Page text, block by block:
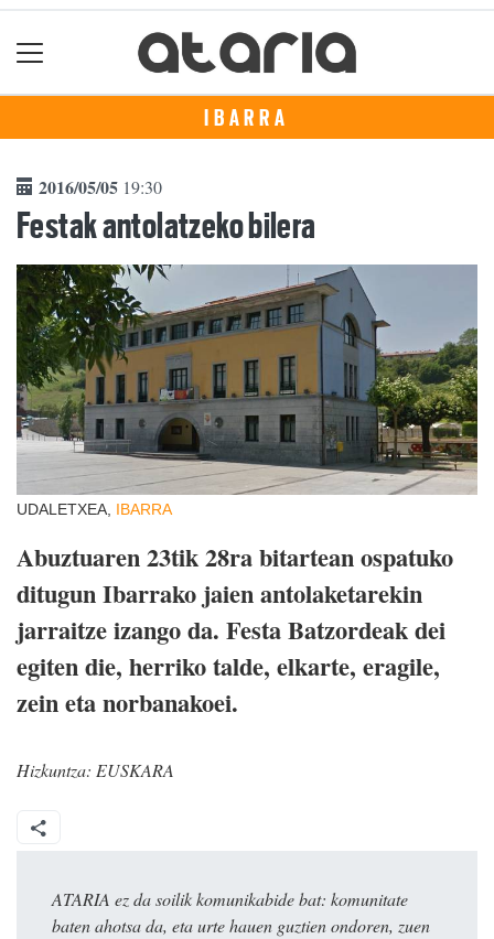
IBARRA
2016/05/05 19:30
Festak antolatzeko bilera
UDALETXEA, IBARRA
Abuztuaren 23tik 28ra bitartean ospatuko
ditugun Ibarrako jaien antolaketarekin
jarraitze izango da. Festa Batzordeak dei
egiten die, herriko talde, elkarte, eragile,
zein eta norbanakoei.
Hizkuntza: EUSKARA
ATARIA ez da soilik komunikabide bat: komunitate
baten ahotsa da, eta urte hauen guztien ondoren, zuen